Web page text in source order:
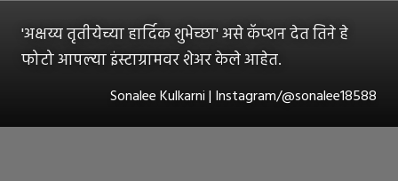
'अक्षय्य तृतीयेच्या हार्दिक शुभेच्छा' असे कॅप्शन देत तिने हे
फोटो आपल्या इंस्टाग्रामवर शेअर केले आहेत.
Sonalee Kulkarni | Instagram/@sonalee18588